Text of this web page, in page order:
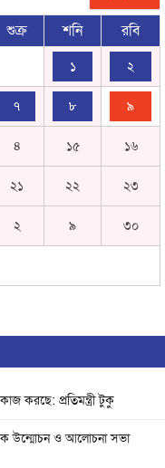
শুক্র শনি রবি
১ ২
৭ ৮ ৯
৪ ১৫ ১৬
২১ ২২ ২৩
২ ৯ ৩০
করছে: প্রতিমন্ত্রী টুকু
উন্মোচন ও আলোচনা সভা